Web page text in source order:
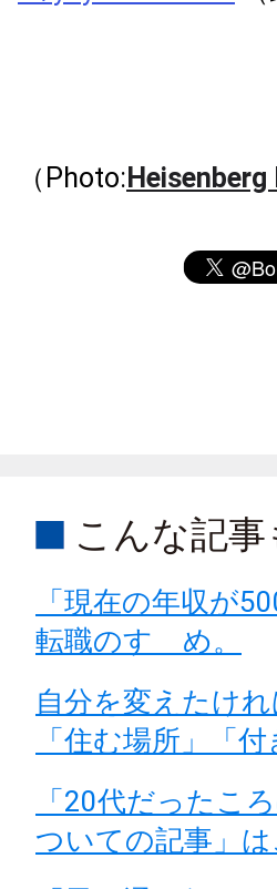
（Photo: Heisenberg
こんな記
「現在の年収が
転職のすゝめ。
自分を変えたけ
「住む場所」「
「20代だったこ
ついての記事」は